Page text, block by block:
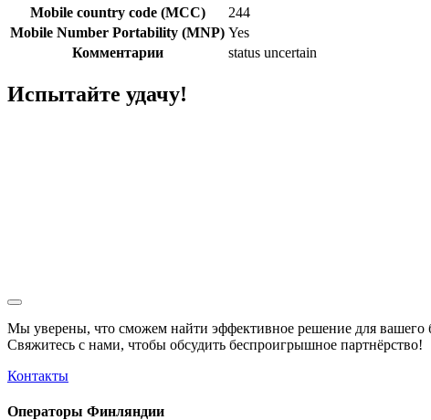
Mobile country code (MCC)
244
Mobile Number Portability (MNP) Yes
Комментарии
status uncertain
Испытайте удачу!
Мы уверены, что сможем найти эффективное решение для вашего
Свяжитесь с нами, чтобы обсудить беспроигрышное партнёрство!
Контакты
Операторы Финляндии